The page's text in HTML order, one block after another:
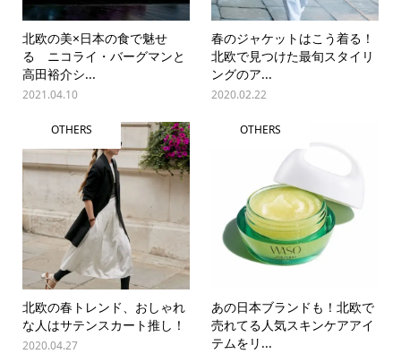
北欧の美×日本の食で魅せ
る ニコライ・バーグマンと
高田裕介シ...
2021.04.10
春のジャケットはこう着る！
北欧で見つけた最旬スタイリ
ングのア...
2020.02.22
OTHERS
北欧の春トレンド、おしゃれ
な人はサテンスカート推し！
2020.04.27
OTHERS
あの日本ブランドも！北欧で
売れてる人気スキンケアアイ
テムをリ...